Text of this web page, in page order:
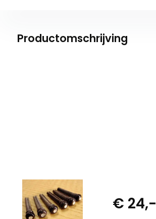
Productomschrijving
€ 24,-